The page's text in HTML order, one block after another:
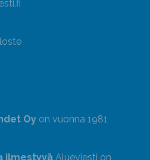
Oy on vuonna 1981
ilmestyvä Alueviesti on